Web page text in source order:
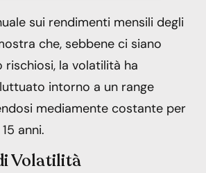
sui rendimenti mensili degli
che, sebbene ci siano
la volatilità ha
intorno a un range
mediamente costante per
anni.
Volatilità